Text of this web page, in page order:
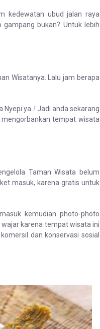
kedewatan ubud jalan raya
bukan? Untuk lebih
Wisatanya. Lalu jam berapa
Nyepi ya..! Jadi anda sekarang
tempat wisata
Taman Wisata belum
masuk, karena gratis untuk
kemudian photo-photo
karena tempat wisata ini
dan konservasi sosial